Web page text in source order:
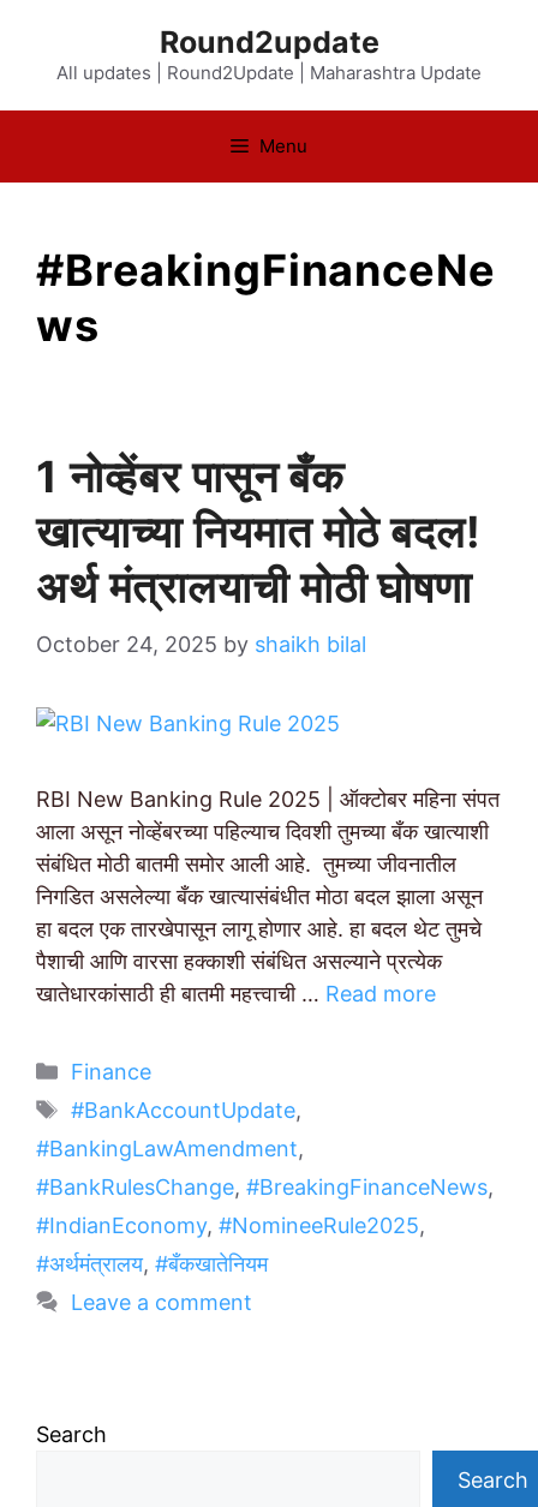
content
Round2update
All updates | Round2Update | Maharashtra Update
Menu
#BreakingFinanceNe
ws
1 नोव्हेंबर पासून बँक
खात्याच्या नियमात मोठे बदल!
अर्थ मंत्रालयाची मोठी घोषणा
October 24, 2025 by shaikh bilal
RBI New Banking Rule 2025 | ऑक्टोबर महिना संपत
आला असून नोव्हेंबरच्या पहिल्याच दिवशी तुमच्या बँक खात्याशी
संबंधित मोठी बातमी समोर आली आहे. तुमच्या जीवनातील
निगडित असलेल्या बँक खात्यासंबंधीत मोठा बदल झाला असून
हा बदल एक तारखेपासून लागू होणार आहे. हा बदल थेट तुमचे
पैशाची आणि वारसा हक्काशी संबंधित असल्याने प्रत्येक
खातेधारकांसाठी ही बातमी महत्त्वाची … Read more
Categories
Finance
Tags
#BankAccountUpdate,
#BankingLawAmendment,
#BankRulesChange, #BreakingFinanceNews,
#IndianEconomy, #NomineeRule2025,
#अर्थमंत्रालय, #बँकखातेनियम
Leave a comment
Search
Search